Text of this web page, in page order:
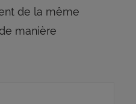
de la même
manière